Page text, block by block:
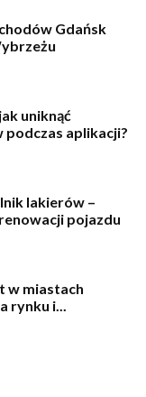
Gdańsk
uniknąć
podczas aplikacji?
lakierów –
pojazdu
w miastach
rynku i...